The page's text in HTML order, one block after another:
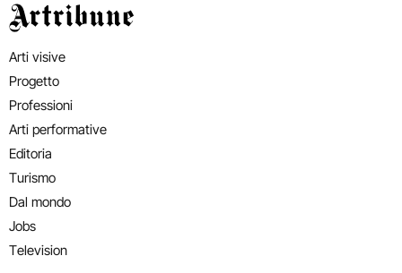
Artribune
Arti visive
Progetto
Professioni
Arti performative
Editoria
Turismo
Dal mondo
Jobs
Television